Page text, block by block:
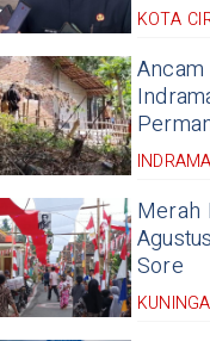
KOTA
Merah
Sore